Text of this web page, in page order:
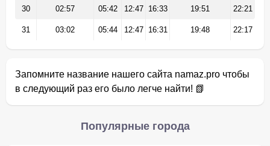
30 02:57 05:42 12:47 16:33 19:51 22:21
31 03:02 05:44 12:47 16:31 19:48 22:17
Запомните название нашего сайта namaz.pro чтобы
в следующий раз его было легче найти! 📗
Популярные города